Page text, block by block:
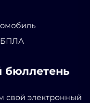
БПЛА
свой электронный